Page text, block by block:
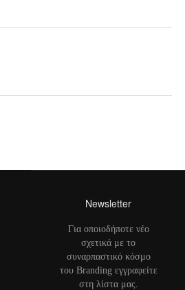
Newsletter
Για οποιοδήποτε νέο
σχετικά με το
συναρπαστικό κόσμο
του Branding εγγραφείτε
στη λίστα μας.